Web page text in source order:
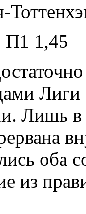
П1 1,45
Лиги
Лишь
оба
из